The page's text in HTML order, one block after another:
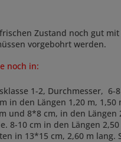
Zustand noch gut
vorgebohrt werden.
noch in:
1-2, Durchmesser, 6-
in den Längen 1,20 m, 1,50
und 8*8 cm, in den Längen
8-10 cm in den Längen
in 13*15 cm, 2,60 m